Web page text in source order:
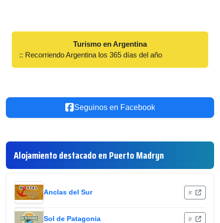
Turismo en Argentina
:: Recorriendo Argentina los 365 días del año
Seguinos en Facebook
Alojamiento destacado en Puerto Madryn
Anclas del Sur ir
Sol de Patagonia ir